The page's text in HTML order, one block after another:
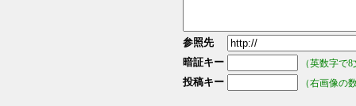
参照先
暗証キー
（英数字で
投稿キー （右画像の